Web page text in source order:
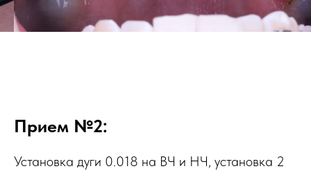
Прием №2:
Установка дуги 0.018 на ВЧ и НЧ, установка 2